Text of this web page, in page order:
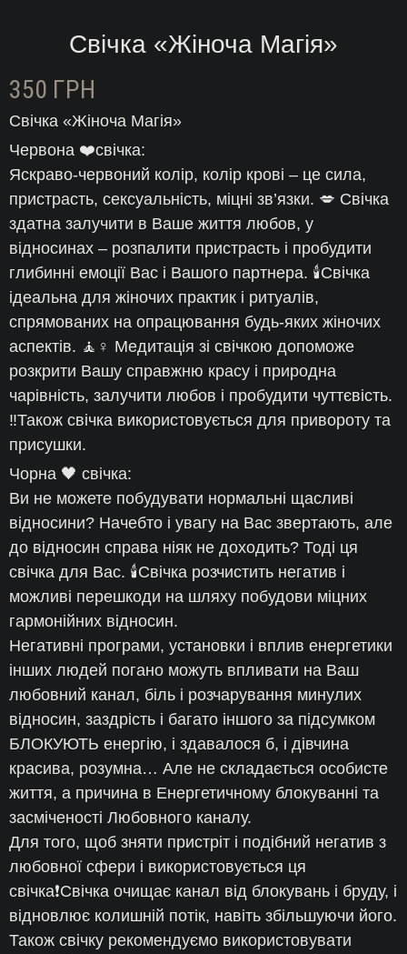
Свічка «Жіноча Магія»
350 ГРН
Свічка «Жіноча Магія»
Червона ❤️свічка:
Яскраво-червоний колір, колір крові – це сила,
пристрасть, сексуальність, міцні зв’язки. 💋 Свічка
здатна залучити в Ваше життя любов, у
відносинах – розпалити пристрасть і пробудити
глибинні емоції Вас і Вашого партнера. 🕯Свічка
ідеальна для жіночих практик і ритуалів,
спрямованих на опрацювання будь-яких жіночих
аспектів. 🧘♀️ Медитація зі свічкою допоможе
розкрити Вашу справжню красу і природна
чарівність, залучити любов і пробудити чуттєвість.
‼️Також свічка використовується для привороту та
присушки.
Чорна 🖤 свічка:
Ви не можете побудувати нормальні щасливі
відносини? Начебто і увагу на Вас звертають, але
до відносин справа ніяк не доходить? Тоді ця
свічка для Вас. 🕯Свічка розчистить негатив і
можливі перешкоди на шляху побудови міцних
гармонійних відносин.
Негативні програми, установки і вплив енергетики
інших людей погано можуть впливати на Ваш
любовний канал, біль і розчарування минулих
відносин, заздрість і багато іншого за підсумком
БЛОКУЮТЬ енергію, і здавалося б, і дівчина
красива, розумна… Але не складається особисте
життя, а причина в Енергетичному блокуванні та
засміченості Любовного каналу.
Для того, щоб зняти пристріт і подібний негатив з
любовної сфери і використовується ця
свічка❗️Свічка очищає канал від блокувань і бруду, і
відновлює колишній потік, навіть збільшуючи його.
Також свічку рекомендуємо використовувати